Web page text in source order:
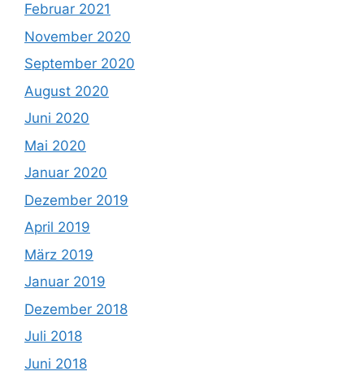
Februar 2021
November 2020
September 2020
August 2020
Juni 2020
Mai 2020
Januar 2020
Dezember 2019
April 2019
März 2019
Januar 2019
Dezember 2018
Juli 2018
Juni 2018